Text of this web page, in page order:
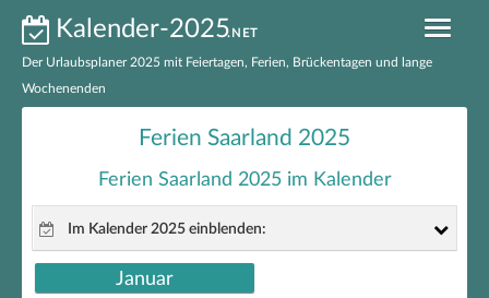
Kalender-2025.NET
Der Urlaubsplaner 2025 mit Feiertagen, Ferien, Brückentagen und lange
Wochenenden
Ferien 2025 nach Bundesländern
Feiertage 2025 Deutschland
Ferien Saarland 2025
Ferien Saarland 2025 im Kalender
Im Kalender 2025 einblenden:
gesetzliche Feiertage
Januar